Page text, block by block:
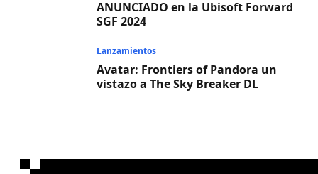
ANUNCIADO en la Ubisoft Forward
SGF 2024
Lanzamientos
Avatar: Frontiers of Pandora un
vistazo a The Sky Breaker DL